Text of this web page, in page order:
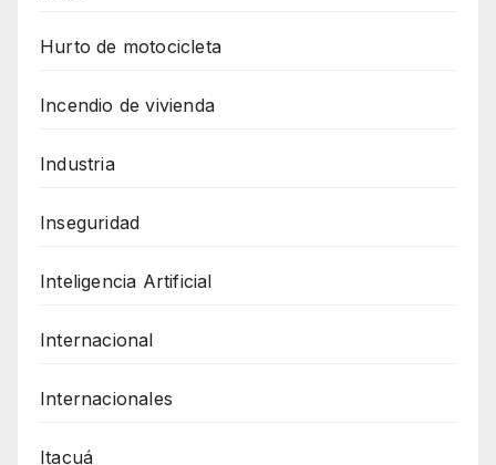
Hurto de motocicleta
Incendio de vivienda
Industria
Inseguridad
Inteligencia Artificial
Internacional
Internacionales
Itacuá